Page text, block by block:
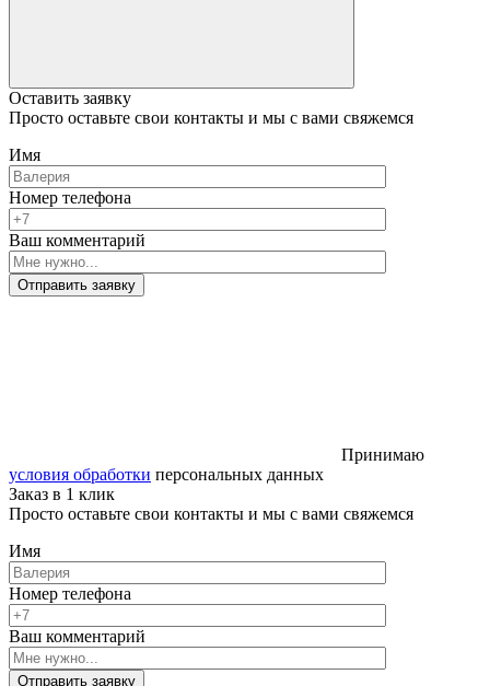
Оставить заявку
Просто оставьте свои контакты и мы с вами свяжемся
Имя
Номер телефона
Ваш комментарий
Отправить заявку
Принимаю
условия обработки персональных данных
Заказ в 1 клик
Просто оставьте свои контакты и мы с вами свяжемся
Имя
Номер телефона
Ваш комментарий
Отправить заявку